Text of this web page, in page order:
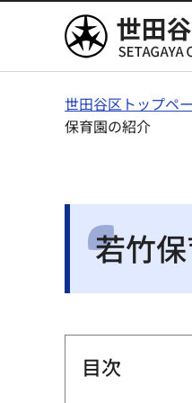
世田谷区
世田谷区トップペ
保育園の紹介
若竹
目次